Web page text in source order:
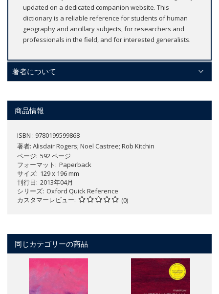
updated on a dedicated companion website. This
dictionary is a reliable reference for students of human
geography and ancillary subjects, for researchers and
professionals in the field, and for interested generalists.
著者について
商品情報
ISBN : 9780199599868
著者: Alisdair Rogers; Noel Castree; Rob Kitchin
ページ 592 ページ
フォーマット
Paperback
サイズ 129 x 196 mm
刊行日 2013年04月
シリーズ Oxford Quick Reference
カスタマーレビュー
(0)
同じカテゴリーの商品